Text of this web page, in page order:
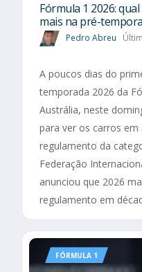
Fórmula 1 2026:
mais na pré-
Pedro Abreu
A poucos dias do
temporada 2026 da
Austrália, neste
para ver os carros
regulamento da
Federação
anunciou que 2026
regulamento em
FÓRMULA 1